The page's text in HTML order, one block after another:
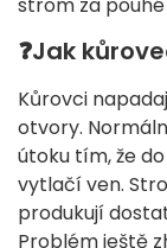
❓Jak
Kůrovci
otvory.
útoku tím, že
vytlačí ven.
produkují
Problém ještě